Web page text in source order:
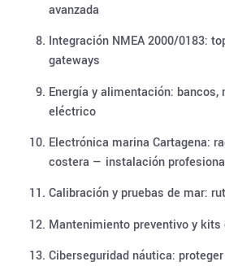
avanzada
Integración NMEA 2000/0183:
gateways
Energía y alimentación: bancos,
eléctrico
Electrónica marina Cartagena:
costera — instalación
Calibración y pruebas de mar:
Mantenimiento preventivo y
Ciberseguridad náutica: